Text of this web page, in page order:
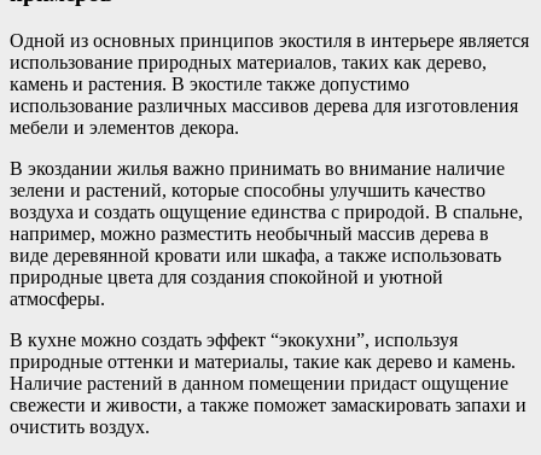
Одной из основных принципов экостиля в интерьере является
использование природных материалов, таких как дерево,
камень и растения. В экостиле также допустимо
использование различных массивов дерева для изготовления
мебели и элементов декора.
В экоздании жилья важно принимать во внимание наличие
зелени и растений, которые способны улучшить качество
воздуха и создать ощущение единства с природой. В спальне,
например, можно разместить необычный массив дерева в
виде деревянной кровати или шкафа, а также использовать
природные цвета для создания спокойной и уютной
атмосферы.
В кухне можно создать эффект “экокухни”, используя
природные оттенки и материалы, такие как дерево и камень.
Наличие растений в данном помещении придаст ощущение
свежести и живости, а также поможет замаскировать запахи и
очистить воздух.